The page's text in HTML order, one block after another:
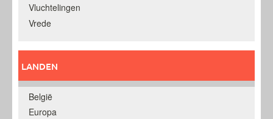
Vluchtelingen
Vrede
LANDEN
België
Europa